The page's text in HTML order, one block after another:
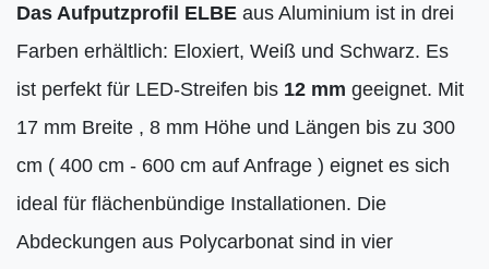
Das Aufputzprofil ELBE aus Aluminium ist in drei
Farben erhältlich: Eloxiert, Weiß und Schwarz. Es
ist perfekt für LED-Streifen bis 12 mm geeignet. Mit
17 mm Breite , 8 mm Höhe und Längen bis zu 300
cm ( 400 cm - 600 cm auf Anfrage ) eignet es sich
ideal für flächenbündige Installationen. Die
Abdeckungen aus Polycarbonat sind in vier